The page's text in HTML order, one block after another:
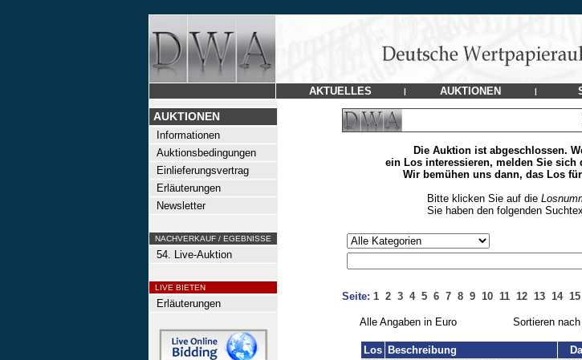
AKTUELLES | AUKTIONEN |
AUKTIONEN
Informationen
Auktionsbedingungen
Einlieferungsvertrag
Erläuterungen
Newsletter
NACHVERKAUF / EGEBNISSE
54. Live-Auktion
LIVE BIETEN
Erläuterungen
Die Auktion ist abgeschlossen.
ein Los interessieren, melden Sie sich
Wir bemühen uns dann, das Los
Bitte klicken Sie auf die
Sie haben den folgenden
Seite: 1 2 3 4 5 6 7 8 9 10 11 12 13 14 15
Alle Angaben in Euro Sortieren nach
Los Beschreibung